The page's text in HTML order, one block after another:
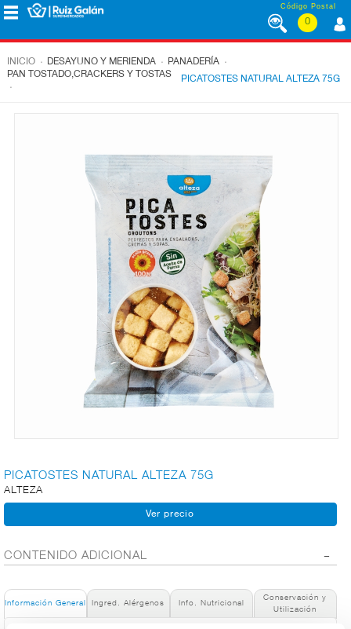
Saltar al contenido Código Postal
0
CORPORATIVO
FRUTAS Y
VERDURAS
INICIO . DESAYUNO Y MERIENDA . PANADERÍA .
PAN TOSTADO,CRACKERS Y TOSTAS
.
PICATOSTES NATURAL ALTEZA 75G
PICATOSTES NATURAL ALTEZA 75G
ALTEZA
CONTENIDO ADICIONAL
Información General Ingred. Alérgenos Info. Nutricional
Conservación y
Utilización